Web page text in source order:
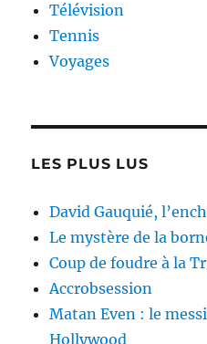
Télévision
Tennis
Voyages
LES PLUS LUS
David Gauquié,
Le mystère de la
Coup de foudre à la
Accrobsession
Matan Even : le
Hollywood